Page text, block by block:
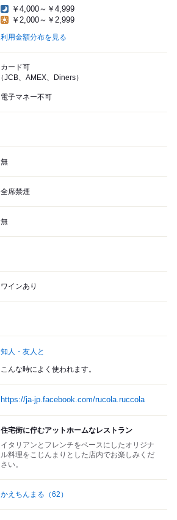
￥4,000～￥4,999
￥2,000～￥2,999
利用金額分布を見る
カード可
（JCB、AMEX、Diners）
電子マネー不可
無
全席禁煙
無
ワインあり
知人・友人と
こんな時によく使われます。
https://ja-jp.facebook.com/rucola.ruccola
住宅街に佇むアットホームなレストラン
イタリアンとフレンチをベースにしたオリジナ
ル料理をこじんまりとした店内でお楽しみくだ
さい。
かえちんまる （62）